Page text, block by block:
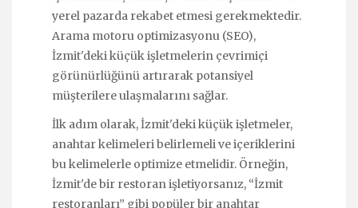
yerel pazarda rekabet etmesi gerekmektedir.
Arama motoru optimizasyonu (SEO),
İzmit'deki küçük işletmelerin çevrimiçi
görünürlüğünü artırarak potansiyel
müşterilere ulaşmalarını sağlar.
İlk adım olarak, İzmit'deki küçük işletmeler,
anahtar kelimeleri belirlemeli ve içeriklerini
bu kelimelerle optimize etmelidir. Örneğin,
İzmit'de bir restoran işletiyorsanız, “İzmit
restoranları” gibi popüler bir anahtar